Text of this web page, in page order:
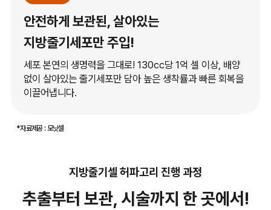
안전하게 보관된, 살아있는
지방줄기세포만 주입!
세포 본연의 생명력을 그대로! 130cc당 1억 셀 이상, 배양
없이 살아있는 줄기세포만 담아 높은 생착률과 빠른 회복을
이끌어냅니다.
*자료제공 : 모닛셀
지방줄기셀 허파고리 진행 과정
추출부터 보관, 시술까지 한 곳에서!